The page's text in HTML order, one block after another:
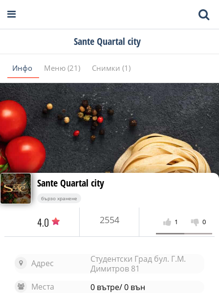
Sante Quartal city
Инфо Меню (21) Снимки (1)
Sante Quartal city
бързо хранене
4.0 2554 1 0
Адрес
Студентски Град бул. Г.М.
Димитров 81
Места
0 вътре/ 0 вън